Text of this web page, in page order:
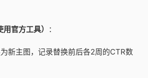
官方工具） ：
新主图，记录替换前后各2周的CTR数